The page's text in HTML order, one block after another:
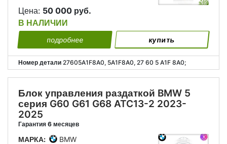
Цена: 50 000 руб.
В НАЛИЧИИ
подробнее купить
Номер детали 27605A1F8A0, 5A1F8A0, 27 60 5 A1F 8A0;
Блок управления раздаткой BMW 5
серия G60 G61 G68 ATC13-2 2023-
2025
Гарантия 6 месяцев
МАРКА:
BMW